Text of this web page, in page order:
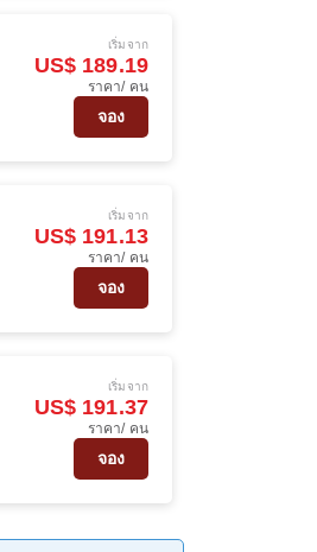
เริ่มจาก
US$ 189.19
ราคา/ คน
จอง
เริ่มจาก
US$ 191.13
ราคา/ คน
จอง
เริ่มจาก
US$ 191.37
ราคา/ คน
จอง